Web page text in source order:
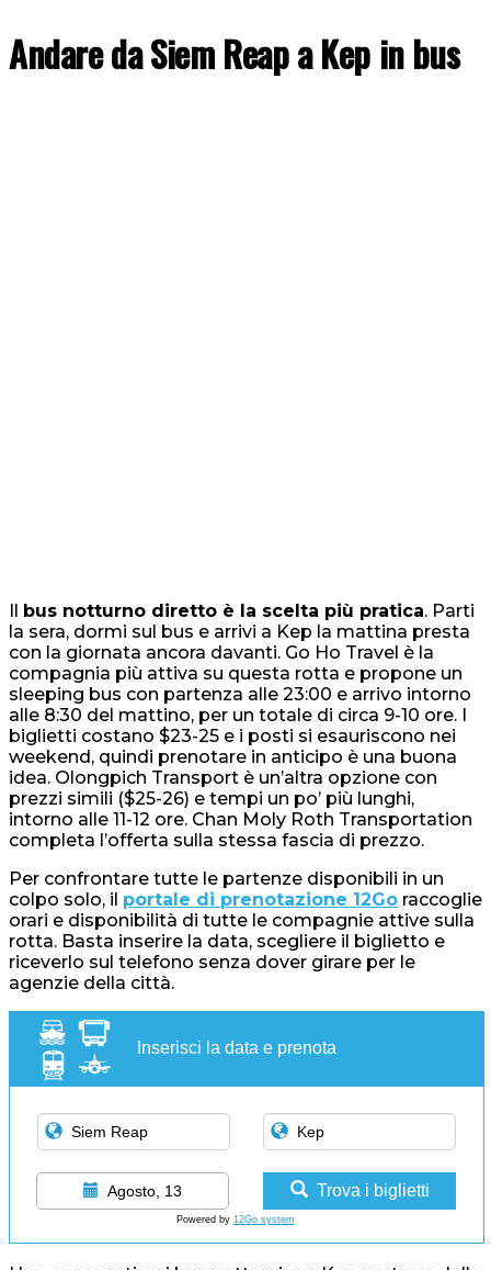
Andare da Siem Reap a Kep in bus
Il bus notturno diretto è la scelta più pratica. Parti
la sera, dormi sul bus e arrivi a Kep la mattina presta
con la giornata ancora davanti. Go Ho Travel è la
compagnia più attiva su questa rotta e propone un
sleeping bus con partenza alle 23:00 e arrivo intorno
alle 8:30 del mattino, per un totale di circa 9-10 ore. I
biglietti costano $23-25 e i posti si esauriscono nei
weekend, quindi prenotare in anticipo è una buona
idea. Olongpich Transport è un’altra opzione con
prezzi simili ($25-26) e tempi un po’ più lunghi,
intorno alle 11-12 ore. Chan Moly Roth Transportation
completa l’offerta sulla stessa fascia di prezzo.
Per confrontare tutte le partenze disponibili in un
colpo solo, il portale di prenotazione 12Go raccoglie
orari e disponibilità di tutte le compagnie attive sulla
rotta. Basta inserire la data, scegliere il biglietto e
riceverlo sul telefono senza dover girare per le
agenzie della città.
Inserisci la data e prenota
Agosto, 13 Trova i biglietti
Powered by 12Go system